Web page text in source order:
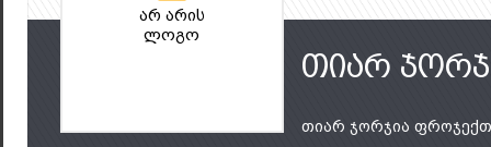
არ არის
ლოგო
თიარ
თიარ ჯორჯია